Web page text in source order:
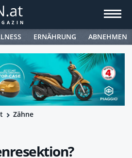
ERNÄHRUNG ABNEHMEN
Zähne